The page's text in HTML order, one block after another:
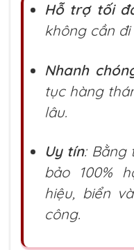
Hỗ trợ tối
không cần đi
Nhanh
tục hàng
lâu.
Uy tín: Bằng
bảo 100%
hiệu, biển
công.